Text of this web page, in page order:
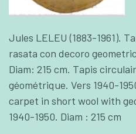
Jules LELEU (1883-1961).
rasata con decoro
Diam: 215 cm. Tapis
géométrique. Vers 1940-
carpet in short wool with
1940-1950. Diam : 215 cm